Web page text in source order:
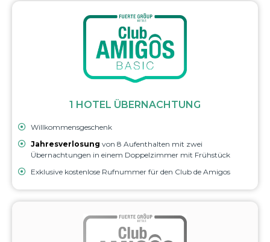
1 HOTEL ÜBERNACHTUNG
Willkommensgeschenk
Jahresverlosung von 8 Aufenthalten mit zwei
Übernachtungen in einem Doppelzimmer mit Frühstück
Exklusive kostenlose Rufnummer für den Club de Amigos